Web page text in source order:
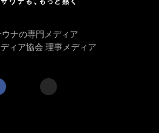
ナの専門メディア
ィア協会 理事メディア